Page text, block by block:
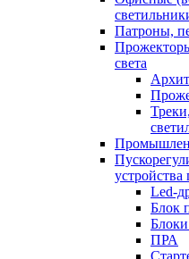
Патроны,
света
Led-
Блок
ПРА